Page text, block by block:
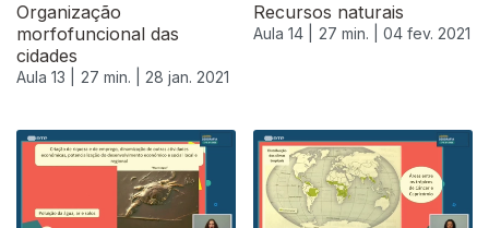
Organização
morfofuncional das
cidades
Aula 13 | 27 min. | 28 jan. 2021
Recursos naturais
Aula 14 | 27 min. | 04 fev. 2021